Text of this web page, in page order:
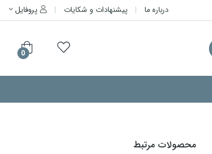
پروفایل درباره ما پیشنهادات و شکایات
0
محصولات مرتبط